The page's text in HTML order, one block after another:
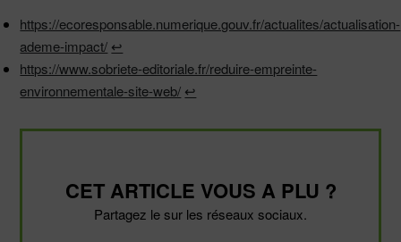
https://ecoresponsable.numerique.gouv.fr/actualites/actualisation-
ademe-impact/ ↩︎
https://www.sobriete-editoriale.fr/reduire-empreinte-
environnementale-site-web/ ↩︎
CET ARTICLE VOUS A PLU ?
Partagez le sur les réseaux sociaux.